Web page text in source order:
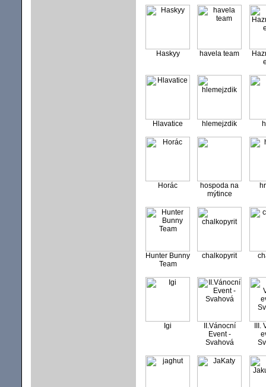
Haskyy havela team
Hlavatice hlemejzdik
Horác
hospoda na
mýtince
Hunter Bunny
Team
chalkopyrit
Igi
II.Vánocní
Event -
Svahová